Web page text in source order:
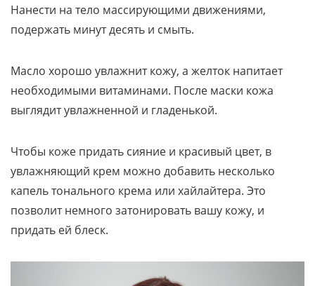
Нанести на тело массирующими движениями,
подержать минут десять и смыть.
Масло хорошо увлажнит кожу, а желток напитает
необходимыми витаминами. После маски кожа
выглядит увлажненной и гладенькой.
Чтобы коже придать сияние и красивый цвет, в
увлажняющий крем можно добавить несколько
капель тонального крема или хайлайтера. Это
позволит немного затонировать вашу кожу, и
придать ей блеск.